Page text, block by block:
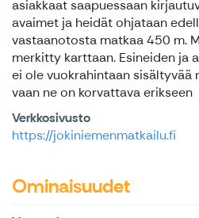
asiakkaat saapuessaan
avaimet ja heidät ohjataan
vastaanotosta matkaa 450 m.
merkitty karttaan. Esineiden ja
ei ole vuokrahintaan sisältyvää
vaan ne on korvattava erikseen
Verkkosivusto
https://jokiniemenmatkailu.fi
Ominaisuudet